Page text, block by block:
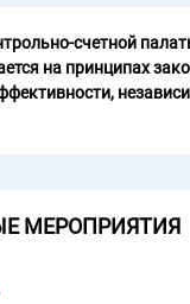
счетной
на принципах
МЕРОПРИЯТИЯ